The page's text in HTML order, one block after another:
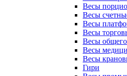
Весы
Весы
Весы
Весы
Весы
Весы
Весы
Гири